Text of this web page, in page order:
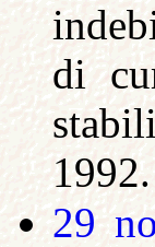
di
1992.
29